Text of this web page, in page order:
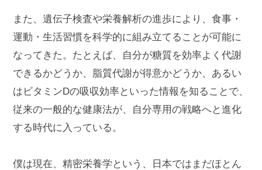
また、遺伝子検査や栄養解析の進歩により、食事・
運動・生活習慣を科学的に組み立てることが可能に
なってきた。たとえば、自分が糖質を効率よく代謝
できるかどうか、脂質代謝が得意かどうか、あるい
はビタミンDの吸収効率といった情報を知ることで、
従来の一般的な健康法が、自分専用の戦略へと進化
する時代に入っている。
僕は現在、精密栄養学という、日本ではまだほとん